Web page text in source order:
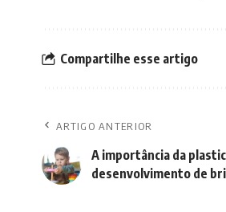
Compartilhe esse artigo
ARTIGO ANTERIOR
A importância da
desenvolvimento de